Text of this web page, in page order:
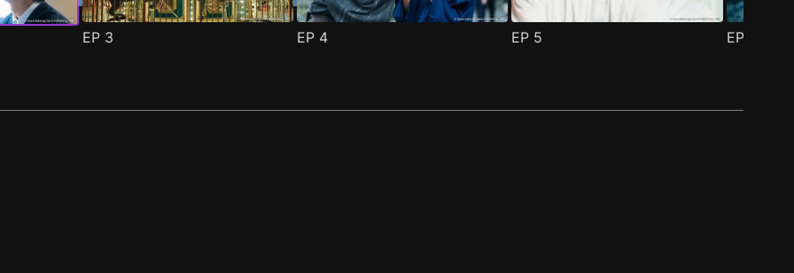
EP 3 EP 4 EP 5 EP